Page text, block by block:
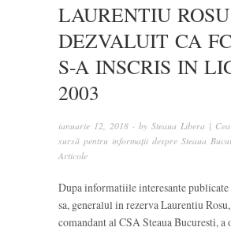
LAURENTIU
DEZVALUIT CA
S-A INSCRIS IN
2003
ianuarie 12, 2018 · by Steaua Libera |
sursă pentru informații despre Steaua
Articole
Dupa informatiile interesante
sa, generalul in rezerva Laurentiu
comandant al CSA Steaua Bucuresti, a